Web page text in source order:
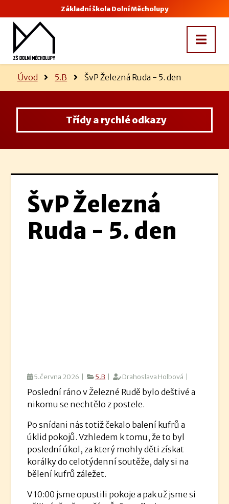
Základní škola Dolní Měcholupy
Úvod 5.B ŠvP Železná Ruda - 5. den
Třídy a rychlé odkazy
ŠvP Železná
Ruda - 5. den
5.června 2026 | 5.B | Drahoslava Holbová |
Poslední ráno v Železné Rudě bylo deštivé a
nikomu se nechtělo z postele.
Po snídani nás totiž čekalo balení kufrů a
úklid pokojů. Vzhledem k tomu, že to byl
poslední úkol, za který mohly děti získat
korálky do celotýdenní soutěže, daly si na
bělení kufrů záležet.
V 10:00 jsme opustili pokoje a pak už jsme si